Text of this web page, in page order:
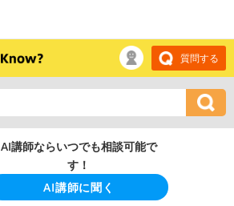
質問する
AI講師ならいつでも相談可能で
す！
AI講師に聞く